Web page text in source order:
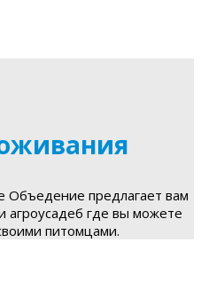
Объедение предлагает вам
агроусадеб где вы можете
питомцами.